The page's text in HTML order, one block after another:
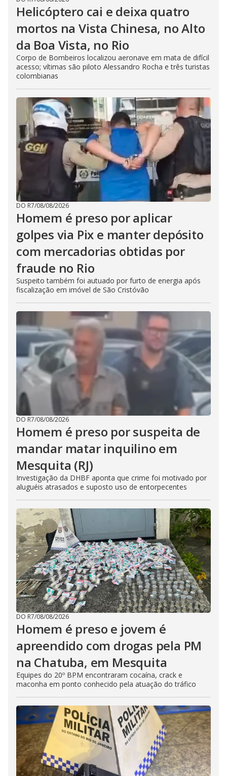
Helicóptero cai e deixa quatro
mortos na Vista Chinesa, no Alto
da Boa Vista, no Rio
Corpo de Bombeiros localizou aeronave em mata de difícil
acesso; vítimas são piloto Alessandro Rocha e três turistas
colombianas
DO R7/08/08/2026
Homem é preso por aplicar
golpes via Pix e manter depósito
com mercadorias obtidas por
fraude no Rio
Suspeito também foi autuado por furto de energia após
fiscalização em imóvel de São Cristóvão
DO R7/08/08/2026
Homem é preso por suspeita de
mandar matar inquilino em
Mesquita (RJ)
Investigação da DHBF aponta que crime foi motivado por
aluguéis atrasados e suposto uso de entorpecentes
DO R7/08/08/2026
Homem é preso e jovem é
apreendido com drogas pela PM
na Chatuba, em Mesquita
Equipes do 20º BPM encontraram cocaína, crack e
maconha em ponto conhecido pela atuação do tráfico